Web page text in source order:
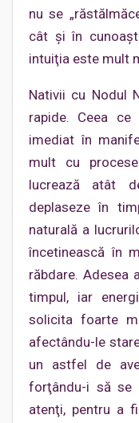
nu se
cât şi în
intuiţia este mult
Nativii cu Nodul
rapide. Ceea
imediat în
mult cu
lucrează atât
deplaseze în
naturală a
încetinească în
răbdare. Adesea
timpul, iar
solicita foarte
afectându-le
un astfel de
forţându-i să se
atenţi, pentru a